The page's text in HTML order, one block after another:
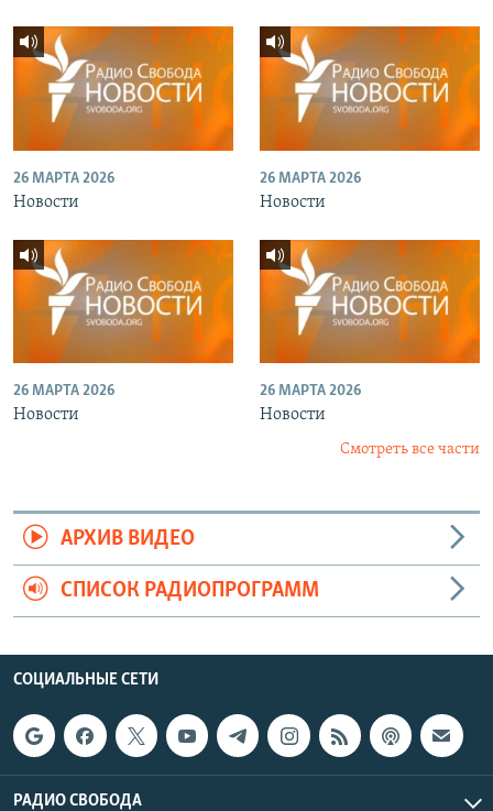
26 МАРТА 2026
Новости
26 МАРТА 2026
Новости
26 МАРТА 2026
Новости
26 МАРТА 2026
Новости
Смотреть все части
АРХИВ ВИДЕО
СПИСОК РАДИОПРОГРАММ
СОЦИАЛЬНЫЕ СЕТИ
РАДИО СВОБОДА